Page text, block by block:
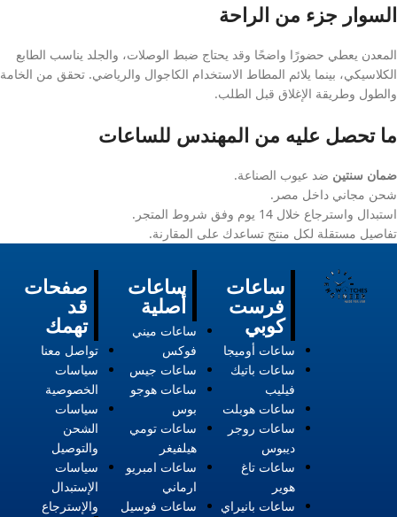
السوار جزء من الراحة
المعدن يعطي حضورًا واضحًا وقد يحتاج ضبط الوصلات، والجلد يناسب الطابع
الكلاسيكي، بينما يلائم المطاط الاستخدام الكاجوال والرياضي. تحقق من الخامة
والطول وطريقة الإغلاق قبل الطلب.
ما تحصل عليه من المهندس للساعات
ضمان سنتين ضد عيوب الصناعة.
شحن مجاني داخل مصر.
استبدال واسترجاع خلال 14 يوم وفق شروط المتجر.
تفاصيل مستقلة لكل منتج تساعدك على المقارنة.
صفحات
قد
تهمك
تواصل معنا
سياسات
الخصوصية
سياسات
الشحن
والتوصيل
سياسات
الإستبدال
والإسترجاع
ساعات
أصلية
ساعات ميني
فوكس
ساعات جيس
ساعات هوجو
بوس
ساعات تومي
هيلفيغر
ساعات امبريو
ارماني
ساعات فوسيل
ساعات
فرست
كوبي
ساعات أوميجا
ساعات باتيك
فيليب
ساعات هوبلت
ساعات روجر
ديبوس
ساعات تاغ
هوير
ساعات بانيراي